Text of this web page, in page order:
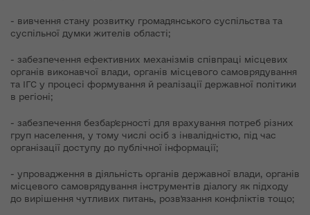
- вивчення стану розвитку громадянського суспільства та
суспільної думки жителів області;
- забезпечення ефективних механізмів співпраці місцевих
органів виконавчої влади, органів місцевого самоврядування
та ІГС у процесі формування й реалізації державної політики
в регіоні;
- забезпечення безбар'єрності для врахування потреб різних
груп населення, у тому числі осіб з інвалідністю, під час
організації доступу до публічної інформації;
- упровадження в діяльність органів державної влади, органів
місцевого самоврядування інструментів діалогу як підходу
до вирішення чутливих питань, розв'язання конфліктів тощо;